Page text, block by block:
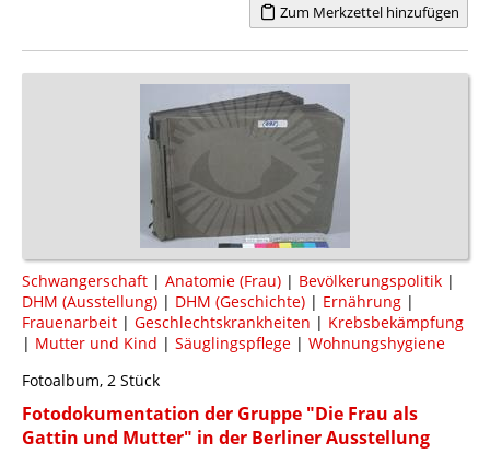
Zum Merkzettel hinzufügen
Schwangerschaft | Anatomie (Frau) | Bevölkerungspolitik |
DHM (Ausstellung) | DHM (Geschichte) | Ernährung |
Frauenarbeit | Geschlechtskrankheiten | Krebsbekämpfung
| Mutter und Kind | Säuglingspflege | Wohnungshygiene
Fotoalbum, 2 Stück
Fotodokumentation der Gruppe "Die Frau als
Gattin und Mutter" in der Berliner Ausstellung